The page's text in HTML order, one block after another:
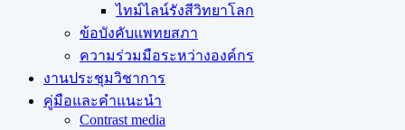
ไทม์ไลน์รังสีวิทยาโลก
ข้อบังคับแพทยสภา
ความร่วมมือระหว่างองค์กร
งานประชุมวิชาการ
คู่มือและคำแนะนำ
Contrast media